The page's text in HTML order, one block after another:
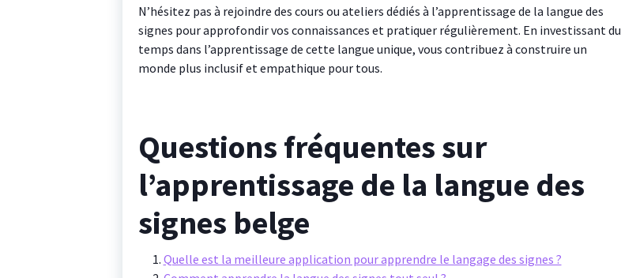
N’hésitez pas à rejoindre des cours ou ateliers dédiés à l’apprentissage de la langue des
signes pour approfondir vos connaissances et pratiquer régulièrement. En investissant du
temps dans l’apprentissage de cette langue unique, vous contribuez à construire un
monde plus inclusif et empathique pour tous.
Questions fréquentes sur
l’apprentissage de la langue des
signes belge
Quelle est la meilleure application pour apprendre le langage des signes ?